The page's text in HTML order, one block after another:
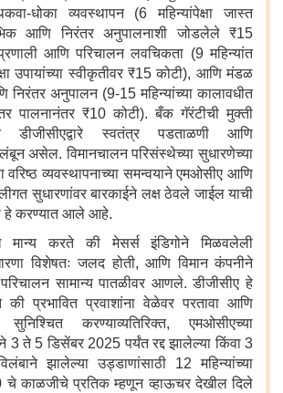
धोका व्यवस्थापन (6 महिन्यांपेक्षा जास्त
आणि निरंतर अनुपालनाशी जोडलेले ₹15
आणि परिचालन लवचिकता (9 महिन्यांत
उपायांच्या स्वीकृतीवर ₹15 कोटी), आणि मंडळ
अनुपालन (9-15 महिन्यांच्या कालावधीत
पालनानंतर ₹10 कोटी). बँक गॅरंटीची मुक्ती
डीजीसीएद्वारे स्वतंत्र पडताळणी आणि
असेल. विमानचालन परिसंस्थेच्या सुधारणेच्या
वरिष्ठ व्यवस्थापनाच्या समन्वयाने एमओसीए आणि
सुधारणांवर बारकाईने लक्ष ठेवले जाईल याची
हे करण्यात आले आहे.
मान्य करते की मेसर्स इंडिगोने मिळवलेली
विशेषतः जलद होती, आणि विमान कंपनीने
सामान्य पातळीवर आणले. डीजीसीए हे
प्रभावित प्रवाशांना वेळेवर परतावा आणि
करण्याव्यतिरिक्त, एमओसीएच्या
3 ते 5 डिसेंबर 2025 पर्यंत रद्द झालेल्या किंवा 3
झालेल्या उड्डाणांसाठी 12 महिन्यांच्या
काळजीचे प्रतिक म्हणून व्हाऊचर देखील दिले